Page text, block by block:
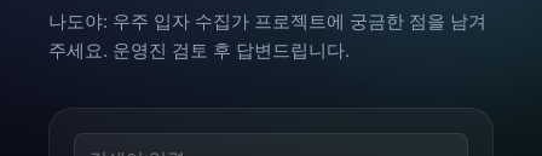
나도야: 우주 입자 수집가 프로젝트에 궁금한 점을 남겨
주세요. 운영진 검토 후 답변드립니다.